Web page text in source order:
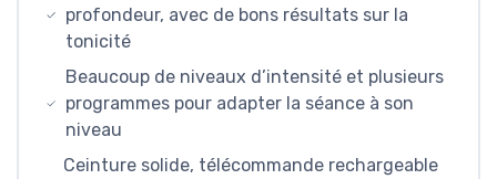
profondeur, avec de bons résultats sur la
tonicité
Beaucoup de niveaux d’intensité et plusieurs
programmes pour adapter la séance à son
niveau
Ceinture solide, télécommande rechargeable